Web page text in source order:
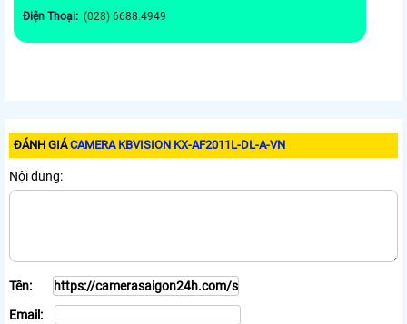
Điện Thoại: (028) 6688.4949
ĐÁNH GIÁCAMERA KBVISION KX-AF2011L-DL-A-VN
Nội dung:
Tên:
Email: